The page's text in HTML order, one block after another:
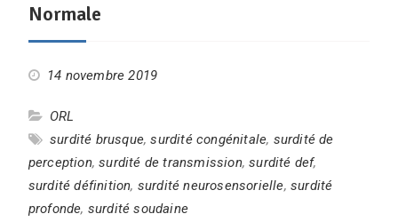
Normale
14 novembre 2019
ORL
surdité brusque,surdité congénitale, surdité de
perception,surdité de transmission,surdité def,
surdité définition, surdité neurosensorielle, surdité
profonde, surdité soudaine